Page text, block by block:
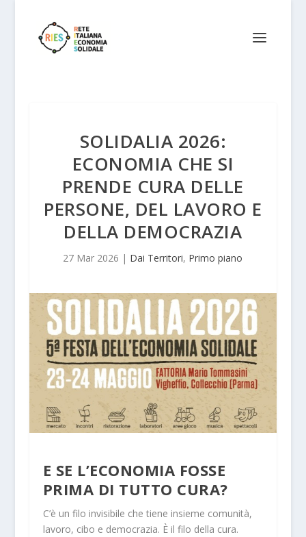
SOLIDALIA 2026:
ECONOMIA CHE SI
PRENDE CURA DELLE
PERSONE, DEL LAVORO E
DELLA DEMOCRAZIA
27 Mar 2026 | Dai Territori, Primo piano
E SE L’ECONOMIA FOSSE
PRIMA DI TUTTO CURA?
C’è un filo invisibile che tiene insieme comunità,
lavoro, cibo e democrazia. È il filo della cura.